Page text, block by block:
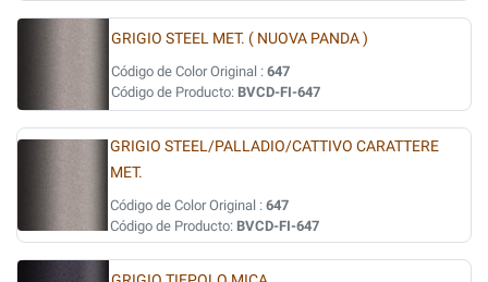
GRIGIO STEEL MET. ( NUOVA PANDA )
Código de Color Original : 647
Código de Producto: BVCD-FI-647
GRIGIO STEEL/PALLADIO/CATTIVO CARATTERE
MET.
Código de Color Original : 647
Código de Producto: BVCD-FI-647